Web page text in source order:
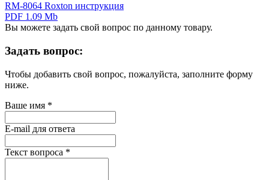
RM-8064 Roxton инструкция
PDF 1.09 Mb
Вы можете задать свой вопрос по данному товару.
Задать вопрос:
Чтобы добавить свой вопрос, пожалуйста, заполните форму
ниже.
Ваше имя *
E-mail для ответа
Текст вопроса *